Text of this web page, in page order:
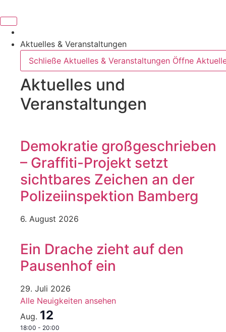
Aktuelles & Veranstaltungen
Schließe Aktuelles & Veranstaltungen Öffne
Aktuelles und
Veranstaltungen
Demokratie großgeschrieben
– Graffiti-Projekt setzt
sichtbares Zeichen an der
Polizeiinspektion Bamberg
6. August 2026
Ein Drache zieht auf den
Pausenhof ein
29. Juli 2026
Alle Neuigkeiten ansehen
Aug. 12
18:00 - 20:00